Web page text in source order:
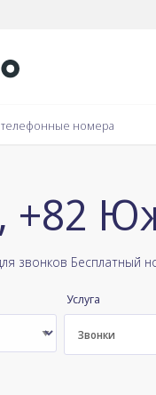
телефонные номера
+82
звонков Бесплатный
Услуга
Звонки